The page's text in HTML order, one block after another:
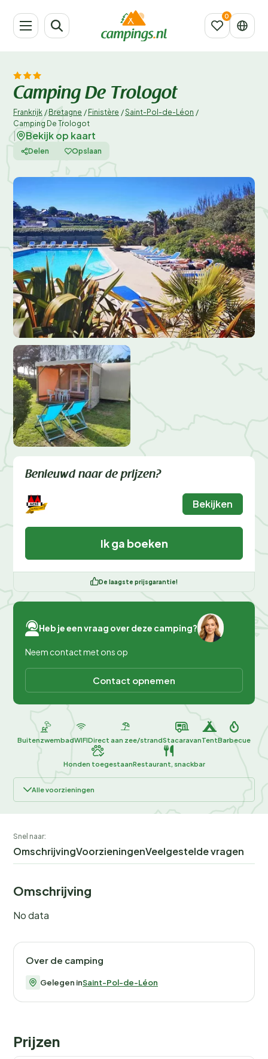
Camping De Trologot
Frankrijk / Bretagne / Finistère /Saint-Pol-de-Léon /
Camping De Trologot
Bekijk op kaart
Delen Opslaan
Benieuwd naar de prijzen?
Bekijken
Ik ga boeken
De laagste prijsgarantie!
Heb je een vraag over deze camping?
Neem contact met ons op
Contact opnemen
BuitenzwembadWIFIDirect aan zee/strandStacaravanTentBarbecue
Honden toegestaanRestaurant, snackbar
Alle voorzieningen
Snel naar:
OmschrijvingVoorzieningenVeelgestelde vragen
Omschrijving
No data
Over de camping
Gelegen inSaint-Pol-de-Léon
Prijzen